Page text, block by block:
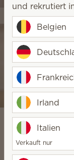
und rekrutiert
Belgien
Irland
Italien
Verkauft nur